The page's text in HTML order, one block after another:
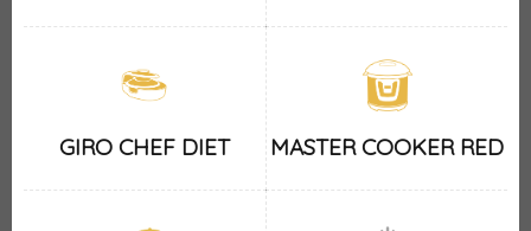
GIRO CHEF DIET MASTER COOKER RED